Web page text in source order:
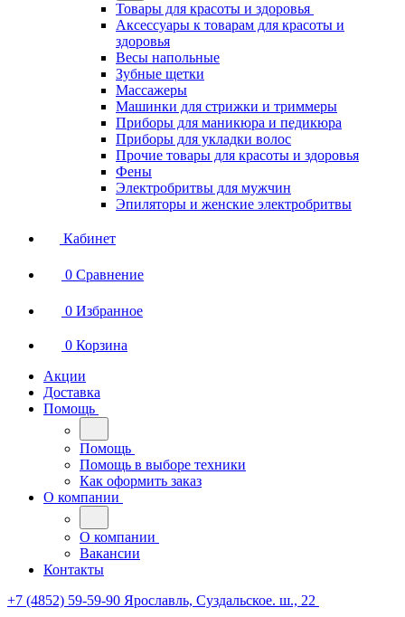
Товары для красоты и здоровья
Аксессуары к товарам для красоты и
здоровья
Весы напольные
Зубные щетки
Массажеры
Машинки для стрижки и триммеры
Приборы для маникюра и педикюра
Приборы для укладки волос
Прочие товары для красоты и здоровья
Фены
Электробритвы для мужчин
Эпиляторы и женские электробритвы
Кабинет
0 Сравнение
0 Избранное
0 Корзина
Акции
Доставка
Помощь
Помощь
Помощь в выборе техники
Как оформить заказ
О компании
О компании
Вакансии
Контакты
+7 (4852) 59-59-90 Ярославль, Суздальское. ш., 22